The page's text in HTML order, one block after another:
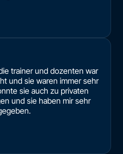
trainer und dozenten war
und sie waren immer sehr
sie auch zu privaten
und sie haben mir sehr